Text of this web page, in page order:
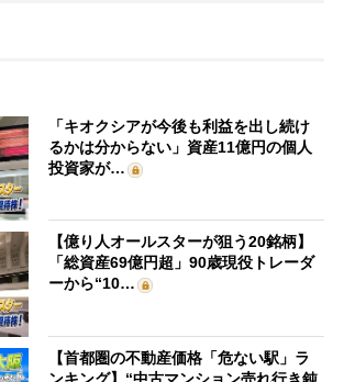
「キオクシアが今後も利益を出し続け
るかは分からない」資産11億円の個人
投資家が…
【億り人オールスターが狙う20銘柄】
「総資産69億円超」90歳現役トレーダ
ーから“10…
【首都圏の不動産価格「危ない駅」ラ